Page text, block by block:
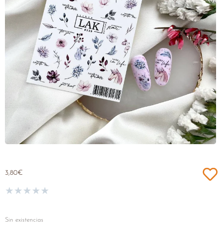
3,80€
★★★★★
Sin existencias